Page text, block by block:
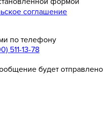
соглашение
по телефону
511-13-78
будет отправлено